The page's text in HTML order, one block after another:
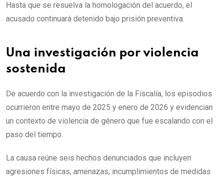
Hasta que se resuelva la homologación del acuerdo, el
acusado continuará detenido bajo prisión preventiva.
Una investigación por violencia
sostenida
De acuerdo con la investigación de la Fiscalía, los episodios
ocurrieron entre mayo de 2025 y enero de 2026 y evidencian
un contexto de violencia de género que fue escalando con el
paso del tiempo.
La causa reúne seis hechos denunciados que incluyen
agresiones físicas, amenazas, incumplimientos de medidas